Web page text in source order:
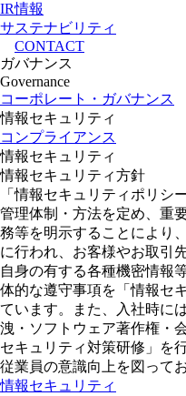
IR情報
サステナビリティ
CONTACT
ガバナンス
Governance
コーポレート・ガバナンス
情報セキュリティ
コンプライアンス
情報セキュリティ
情報セキュリティ方針
「情報セキュリティポリシ
管理体制・方法を定め、重
務等を明示することにより
に行われ、お客様やお取引
自身の有する各種機密情報
体的な遵守事項を「情報セ
ています。また、入社時に
洩・ソフトウェア著作権・
セキュリティ対策研修」を
従業員の意識向上を図って
情報セキュリティ